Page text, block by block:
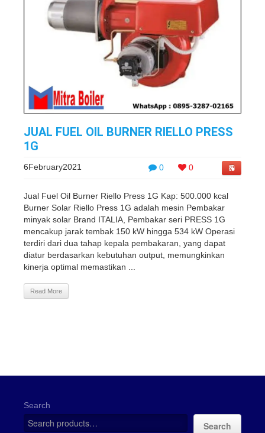
JUAL FUEL OIL BURNER RIELLO PRESS
1G
0 0
6February2021
Jual Fuel Oil Burner Riello Press 1G Kap: 500.000 kcal
Burner Solar Riello Press 1G adalah mesin Pembakar
minyak solar Brand ITALIA, Pembakar seri PRESS 1G
mencakup jarak tembak 150 kW hingga 534 kW Operasi
terdiri dari dua tahap kepala pembakaran, yang dapat
diatur berdasarkan kebutuhan output, memungkinkan
kinerja optimal memastikan ...
Read More
Search
Search